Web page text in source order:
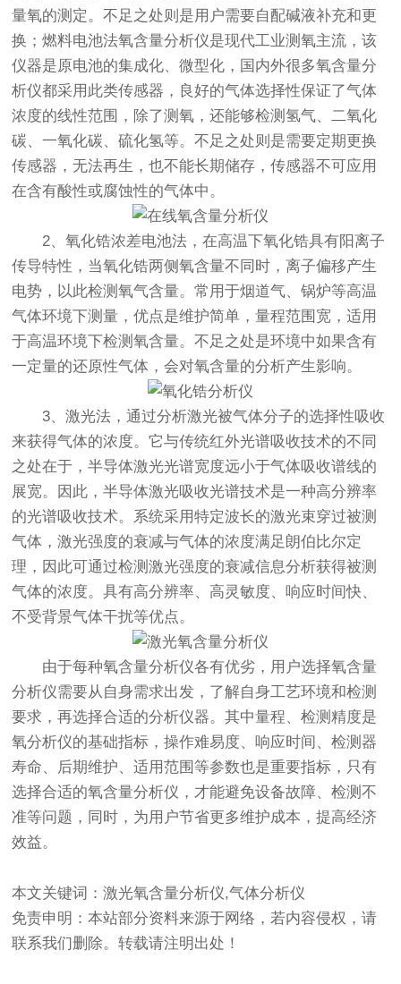
量氧的测定。不足之处则是用户需要自配碱液补充和更
换；燃料电池法氧含量分析仪是现代工业测氧主流，该
仪器是原电池的集成化、微型化，国内外很多氧含量分
析仪都采用此类传感器，良好的气体选择性保证了气体
浓度的线性范围，除了测氧，还能够检测氢气、二氧化
碳、一氧化碳、硫化氢等。不足之处则是需要定期更换
传感器，无法再生，也不能长期储存，传感器不可应用
在含有酸性或腐蚀性的气体中。
2、氧化锆浓差电池法，在高温下氧化锆具有阳离子
传导特性，当氧化锆两侧氧含量不同时，离子偏移产生
电势，以此检测氧气含量。常用于烟道气、锅炉等高温
气体环境下测量，优点是维护简单，量程范围宽，适用
于高温环境下检测氧含量。不足之处是环境中如果含有
一定量的还原性气体，会对氧含量的分析产生影响。
3、激光法，通过分析激光被气体分子的选择性吸收
来获得气体的浓度。它与传统红外光谱吸收技术的不同
之处在于，半导体激光光谱宽度远小于气体吸收谱线的
展宽。因此，半导体激光吸收光谱技术是一种高分辨率
的光谱吸收技术。系统采用特定波长的激光束穿过被测
气体，激光强度的衰减与气体的浓度满足朗伯比尔定
理，因此可通过检测激光强度的衰减信息分析获得被测
气体的浓度。具有高分辨率、高灵敏度、响应时间快、
不受背景气体干扰等优点。
由于每种氧含量分析仪各有优劣，用户选择氧含量
分析仪需要从自身需求出发，了解自身工艺环境和检测
要求，再选择合适的分析仪器。其中量程、检测精度是
氧分析仪的基础指标，操作难易度、响应时间、检测器
寿命、后期维护、适用范围等参数也是重要指标，只有
选择合适的氧含量分析仪，才能避免设备故障、检测不
准等问题，同时，为用户节省更多维护成本，提高经济
效益。
本文关键词：激光氧含量分析仪,气体分析仪
免责申明：本站部分资料来源于网络，若内容侵权，请
联系我们删除。转载请注明出处！